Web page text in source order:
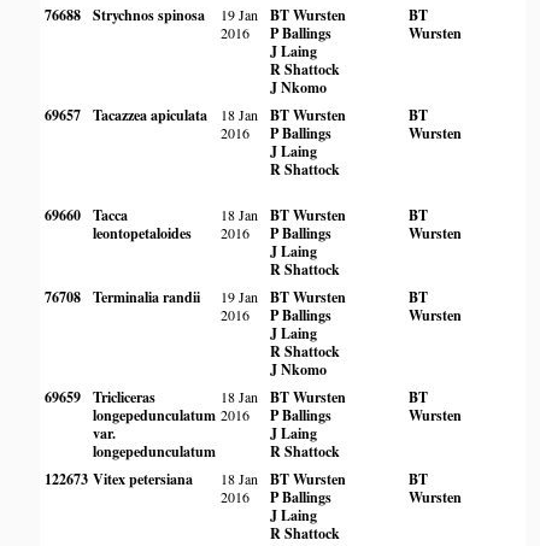
76688 Strychnos spinosa
19 Jan
2016
BT Wursten
P Ballings
J Laing
R Shattock
J Nkomo
BT
Wursten
69657 Tacazzea apiculata
18 Jan
2016
BT Wursten
P Ballings
J Laing
R Shattock
BT
Wursten
69660 Tacca
leontopetaloides
18 Jan
2016
BT Wursten
P Ballings
J Laing
R Shattock
BT
Wursten
76708 Terminalia randii
19 Jan
2016
BT Wursten
P Ballings
J Laing
R Shattock
J Nkomo
BT
Wursten
69659 Tricliceras
longepedunculatum
var.
longepedunculatum
18 Jan
2016
BT Wursten
P Ballings
J Laing
R Shattock
BT
Wursten
122673 Vitex petersiana
18 Jan
2016
BT Wursten
P Ballings
J Laing
R Shattock
BT
Wursten